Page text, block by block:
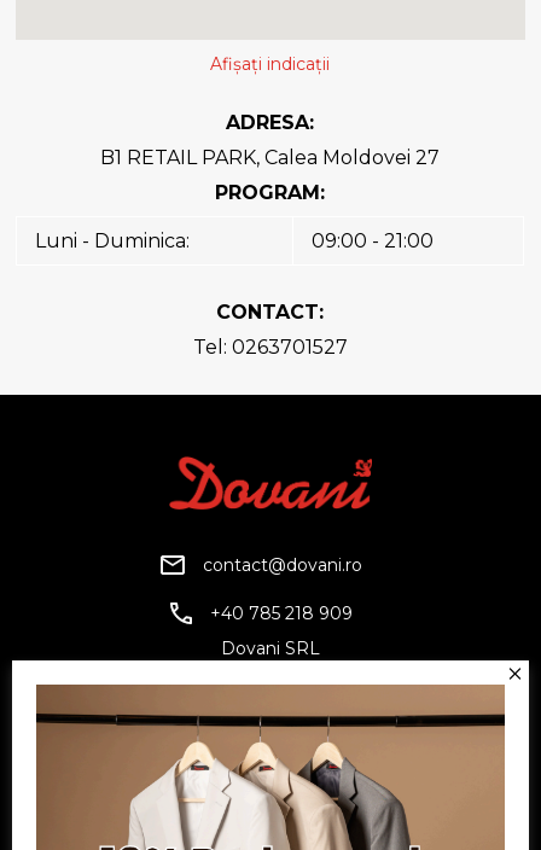
Afișați indicații
ADRESA:
B1 RETAIL PARK, Calea Moldovei 27
PROGRAM:
Luni - Duminica: 09:00 - 21:00
CONTACT:
Tel: 0263701527
contact@dovani.ro
+40 785 218 909
Dovani SRL
Reg. Com.: J07/1134/1994
Facebook
TwitterYouTube